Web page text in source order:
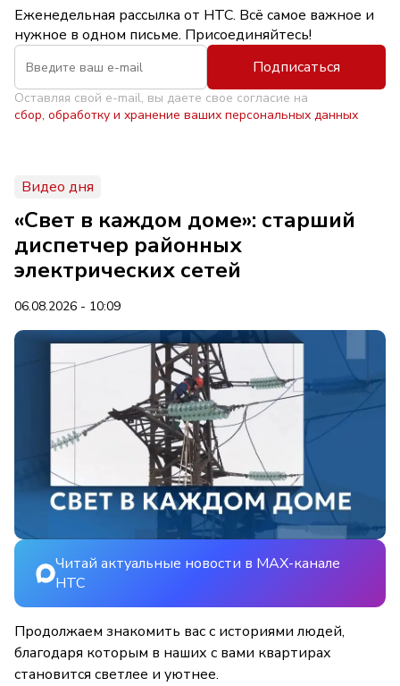
Еженедельная рассылка от НТС. Всё самое важное и
нужное в одном письме. Присоединяйтесь!
Подписаться
Оставляя свой e-mail, вы даете свое согласие на
сбор, обработку и хранение ваших персональных данных
Видео дня
«Свет в каждом доме»: старший
диспетчер районных
электрических сетей
06.08.2026 - 10:09
Читай актуальные новости в MAX-канале
НТС
Продолжаем знакомить вас с историями людей,
благодаря которым в наших с вами квартирах
становится светлее и уютнее.